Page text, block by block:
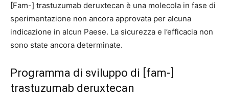
[Fam-] trastuzumab deruxtecan è una molecola in fase di
sperimentazione non ancora approvata per alcuna
indicazione in alcun Paese. La sicurezza e l’efficacia non
sono state ancora determinate.
Programma di sviluppo di [fam-]
trastuzumab deruxtecan